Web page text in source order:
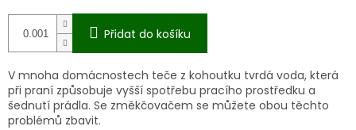
Přidat do košíku
V mnoha domácnostech teče z kohoutku tvrdá voda, která
při praní způsobuje vyšší spotřebu pracího prostředku a
šednutí prádla. Se změkčovačem se můžete obou těchto
problémů zbavit.